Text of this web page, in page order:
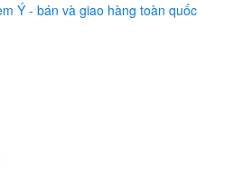
Ý - bán và giao hàng toàn quốc